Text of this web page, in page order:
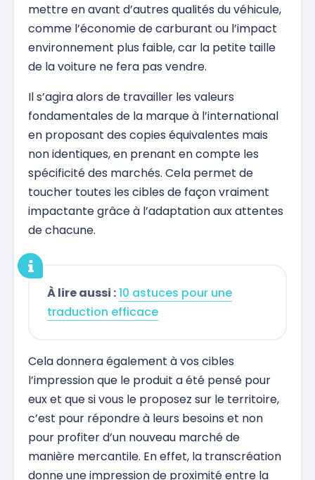
mettre en avant d’autres qualités du véhicule,
comme l’économie de carburant ou l’impact
environnement plus faible, car la petite taille
de la voiture ne fera pas vendre.
Il s’agira alors de travailler les valeurs
fondamentales de la marque à l’international
en proposant des copies équivalentes mais
non identiques, en prenant en compte les
spécificité des marchés. Cela permet de
toucher toutes les cibles de façon vraiment
impactante grâce à l’adaptation aux attentes
de chacune.
À lire aussi :10 astuces pour une
traduction efficace
Cela donnera également à vos cibles
l’impression que le produit a été pensé pour
eux et que si vous le proposez sur le territoire,
c’est pour répondre à leurs besoins et non
pour profiter d’un nouveau marché de
manière mercantile. En effet, la transcréation
donne une impression de proximité entre la